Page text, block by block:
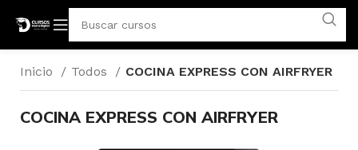
Inicio Todos COCINA EXPRESS CON AIRFRYER
COCINA EXPRESS CON AIRFRYER